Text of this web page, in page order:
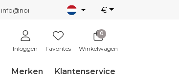
info@nordicnew.nl €
Inloggen Favorites
0
Winkelwagen
Merken Klantenservice